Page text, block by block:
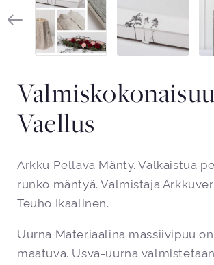
Vaellus
Arkku Pellava Mänty. Valkaistua
runko mäntyä. Valmistaja
Teuho Ikaalinen.
Uurna Materiaalina massiivipuu
maatuva. Usva-uurna